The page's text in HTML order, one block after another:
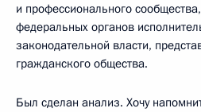
и профессионального
федеральных органов
законодательной власти,
гражданского общества.
Был сделан анализ. Хочу